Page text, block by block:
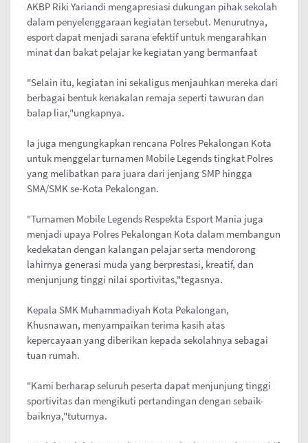
AKBP Riki Yariandi mengapresiasi dukungan pihak sekolah
dalam penyelenggaraan kegiatan tersebut. Menurutnya,
esport dapat menjadi sarana efektif untuk mengarahkan
minat dan bakat pelajar ke kegiatan yang bermanfaat
"Selain itu, kegiatan ini sekaligus menjauhkan mereka dari
berbagai bentuk kenakalan remaja seperti tawuran dan
balap liar,"ungkapnya.
Ia juga mengungkapkan rencana Polres Pekalongan Kota
untuk menggelar turnamen Mobile Legends tingkat Polres
yang melibatkan para juara dari jenjang SMP hingga
SMA/SMK se-Kota Pekalongan.
"Turnamen Mobile Legends Respekta Esport Mania juga
menjadi upaya Polres Pekalongan Kota dalam membangun
kedekatan dengan kalangan pelajar serta mendorong
lahirnya generasi muda yang berprestasi, kreatif, dan
menjunjung tinggi nilai sportivitas,"tegasnya.
Kepala SMK Muhammadiyah Kota Pekalongan,
Khusnawan, menyampaikan terima kasih atas
kepercayaan yang diberikan kepada sekolahnya sebagai
tuan rumah.
"Kami berharap seluruh peserta dapat menjunjung tinggi
sportivitas dan mengikuti pertandingan dengan sebaik-
baiknya,"tuturnya.